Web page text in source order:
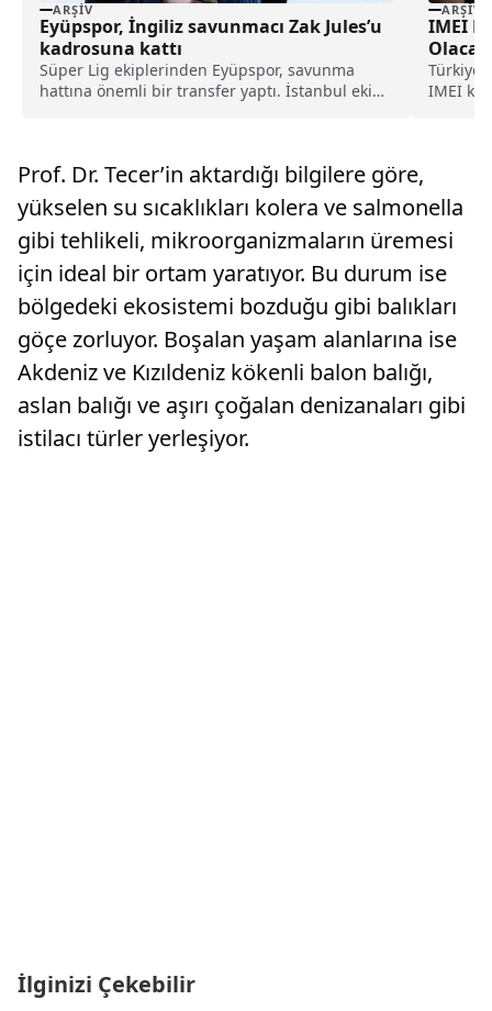
ARŞIV
Eyüpspor, İngiliz savunmacı Zak Jules’u
kadrosuna kattı
Süper Lig ekiplerinden Eyüpspor, savunma
hattına önemli bir transfer yaptı. İstanbul ekibi,
ARŞIV
IMEI
IMEI
Prof. Dr. Tecer’in aktardığı bilgilere göre,
yükselen su sıcaklıkları kolera ve salmonella
gibi tehlikeli, mikroorganizmaların üremesi
için ideal bir ortam yaratıyor. Bu durum ise
bölgedeki ekosistemi bozduğu gibi balıkları
göçe zorluyor. Boşalan yaşam alanlarına ise
Akdeniz ve Kızıldeniz kökenli balon balığı,
aslan balığı ve aşırı çoğalan denizanaları gibi
istilacı türler yerleşiyor.
İlginizi Çekebilir